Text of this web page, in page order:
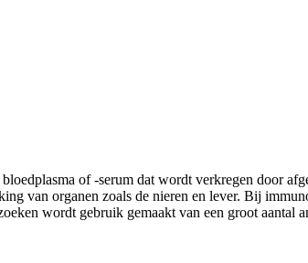
of -serum dat wordt verkregen door
van organen zoals de nieren en lever. Bij
wordt gebruik gemaakt van een groot aantal